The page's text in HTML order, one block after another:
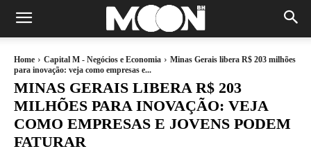
Home Capital M - Negócios e Economia
Minas Gerais libera R$ 203 milhões
para inovação: veja como empresas e...
MINAS GERAIS LIBERA R$ 203
MILHÕES PARA INOVAÇÃO: VEJA
COMO EMPRESAS E JOVENS PODEM
FATURAR